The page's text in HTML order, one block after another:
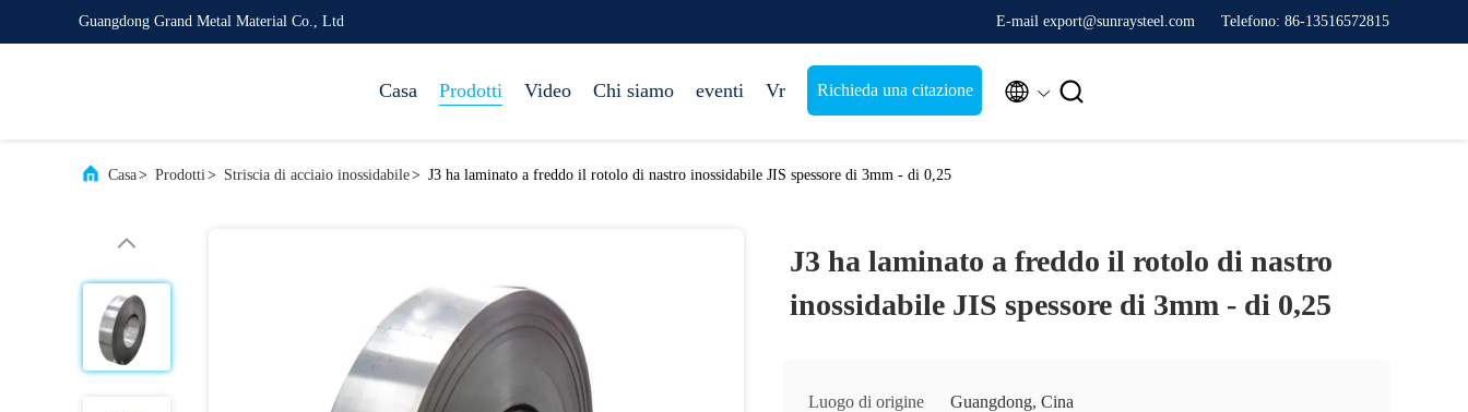
Guangdong Grand Metal Material Co., Ltd E-mail export@sunraysteel.com Telefono: 86-13516572815
Casa Prodotti Video Chi siamo eventi Vr Richieda una citazione  
Casa> Prodotti> Striscia di acciaio inossidabile> J3 ha laminato a freddo il rotolo di nastro inossidabile JIS spessore di 3mm - di 0,25
J3 ha laminato a freddo il rotolo di nastro
inossidabile JIS spessore di 3mm - di 0,25
Luogo di origine Guangdong, Cina